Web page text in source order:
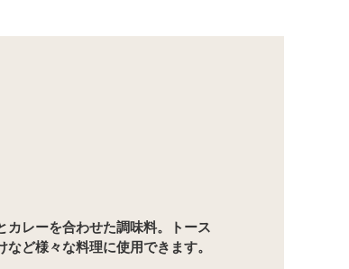
レーを合わせた調味料。トース
ど様々な料理に使用できます。